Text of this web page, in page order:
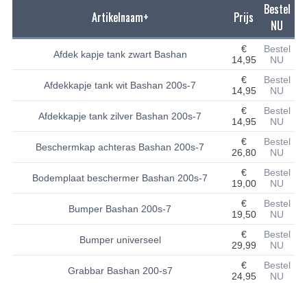
PAKKINGEN
PLASTIC PARTS
BRANDSTOF SYSTEEM
ELEKTRONICA
Artikelnaam+ Prijs
Bestel
NU
Afdek kapje tank zwart Bashan
€
14,95
Bestel
NU
Afdekkapje tank wit Bashan 200s-7
€
14,95
Bestel
NU
Afdekkapje tank zilver Bashan 200s-7
€
14,95
Bestel
NU
Beschermkap achteras Bashan 200s-7
€
26,80
Bestel
NU
Bodemplaat beschermer Bashan 200s-7
€
19,00
Bestel
NU
Bumper Bashan 200s-7
€
19,50
Bestel
NU
Bumper universeel
€
29,99
Bestel
NU
Grabbar Bashan 200-s7
€
24,95
Bestel
NU